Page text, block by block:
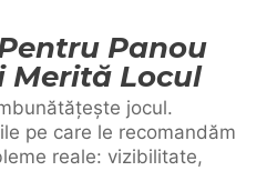
Panou
Merită Locul
jocul.
pe care le recomandăm
reale: vizibilitate,